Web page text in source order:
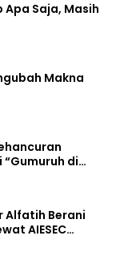
Apa Saja, Masih
Makna
di…
Alfatih Berani
AIESEC…